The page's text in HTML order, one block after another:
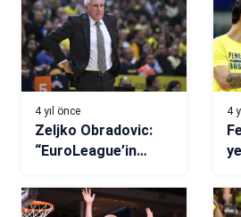
4 yıl önce
Zeljko Obradovic:
“EuroLeague’in
için çok gururluyuz”
4